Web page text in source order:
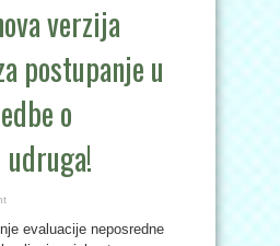
verzija
postupanje u
o
evaluacije neposredne